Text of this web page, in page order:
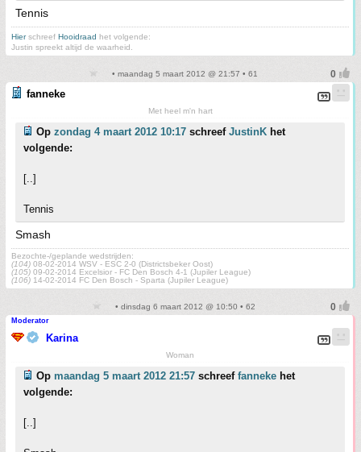
Tennis
Hierschreef Hooidraad het volgende:
Justin spreekt altijd de waarheid.
• maandag 5 maart 2012 @ 21:57 • 61
fanneke
Met heel m'n hart
Op zondag 4 maart 2012 10:17 schreef JustinK het
volgende:
[..]
Tennis
Smash
Bezochte-/geplande wedstrijden:
(104) 08-02-2014 WSV - ESC 2-0 (Districtsbeker Oost)
(105) 09-02-2014 Excelsior - FC Den Bosch 4-1 (Jupiler League)
(106) 14-02-2014 FC Den Bosch - Sparta (Jupiler League)
• dinsdag 6 maart 2012 @ 10:50 • 62
Moderator
Karina
Woman
Op maandag 5 maart 2012 21:57 schreef fanneke het
volgende:
[..]